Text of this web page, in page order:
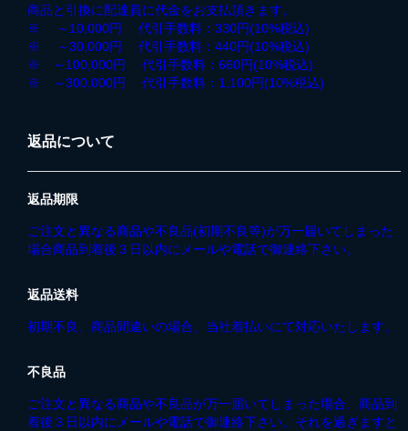
商品と引換に配達員に代金をお支払頂きます。
※ ～10,000円 代引手数料：330円(10%税込)
※ ～30,000円 代引手数料：440円(10%税込)
※ ～100,000円 代引手数料：660円(10%税込)
※ ～300,000円 代引手数料：1,100円(10%税込)
返品について
返品期限
ご注文と異なる商品や不良品(初期不良等)が万一届いてしまった
場合商品到着後３日以内にメールや電話で御連絡下さい。
返品送料
初期不良、商品間違いの場合、当社着払いにて対応いたします。
不良品
ご注文と異なる商品や不良品が万一届いてしまった場合、商品到
着後３日以内にメールや電話で御連絡下さい。それを過ぎますと